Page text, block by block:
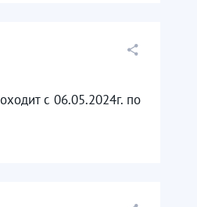
с 06.05.2024г. по